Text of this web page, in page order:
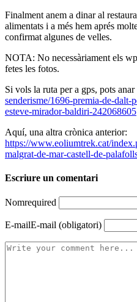
Finalment anem a dinar al
alimentats i a més hem aprés
confirmat algunes de velles.
NOTA: No necessàriament els
fetes les fotos.
Si vols la ruta per a gps, pots anar
senderisme/1696-premia-de-dalt-
esteve-mirador-baldiri-242068605
Aquí, una altra crònica anterior:
https://www.eoliumtrek.cat/
malgrat-de-mar-castell-de-
Escriure un comentari
Nomrequired
E-mailE-mail (obligatori)